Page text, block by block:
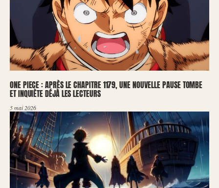
ONE PIECE : APRÈS LE CHAPITRE 1179, UNE NOUVELLE PAUSE TOMBE
ET INQUIÈTE DÉJÀ LES LECTEURS
5 mai 2026